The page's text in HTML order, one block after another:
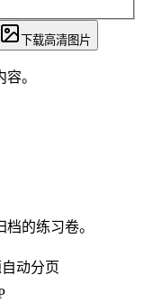
下载高清图片
。
的练习卷。
动分页